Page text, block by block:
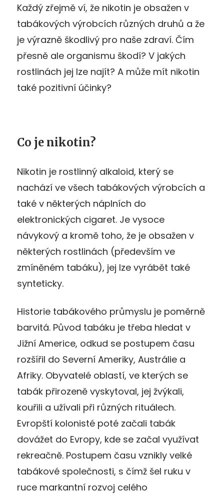
Každý zřejmě ví, že nikotin je obsažen v
tabákových výrobcích různých druhů a že
je výrazně škodlivý pro naše zdraví. Čím
přesně ale organismu škodí? V jakých
rostlinách jej lze najít? A může mít nikotin
také pozitivní účinky?
Co je nikotin?
Nikotin je rostlinný alkaloid, který se
nachází ve všech tabákových výrobcích a
také v některých náplních do
elektronických cigaret. Je vysoce
návykový a kromě toho, že je obsažen v
některých rostlinách (především ve
zmíněném tabáku), jej lze vyrábět také
synteticky.
Historie tabákového průmyslu je poměrně
barvitá. Původ tabáku je třeba hledat v
Jižní Americe, odkud se postupem času
rozšířil do Severní Ameriky, Austrálie a
Afriky. Obyvatelé oblastí, ve kterých se
tabák přirozeně vyskytoval, jej žvýkali,
kouřili a užívali při různých rituálech.
Evropští kolonisté poté začali tabák
dovážet do Evropy, kde se začal využívat
rekreačně. Postupem času vznikly velké
tabákové společnosti, s čímž šel ruku v
ruce markantní rozvoj celého